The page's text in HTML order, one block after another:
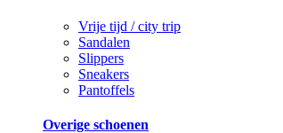
Vrije tijd / city trip
Sandalen
Slippers
Sneakers
Pantoffels
Overige schoenen